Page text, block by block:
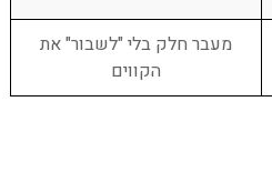
מעבר חלק בלי "לשבור" את
הקווים